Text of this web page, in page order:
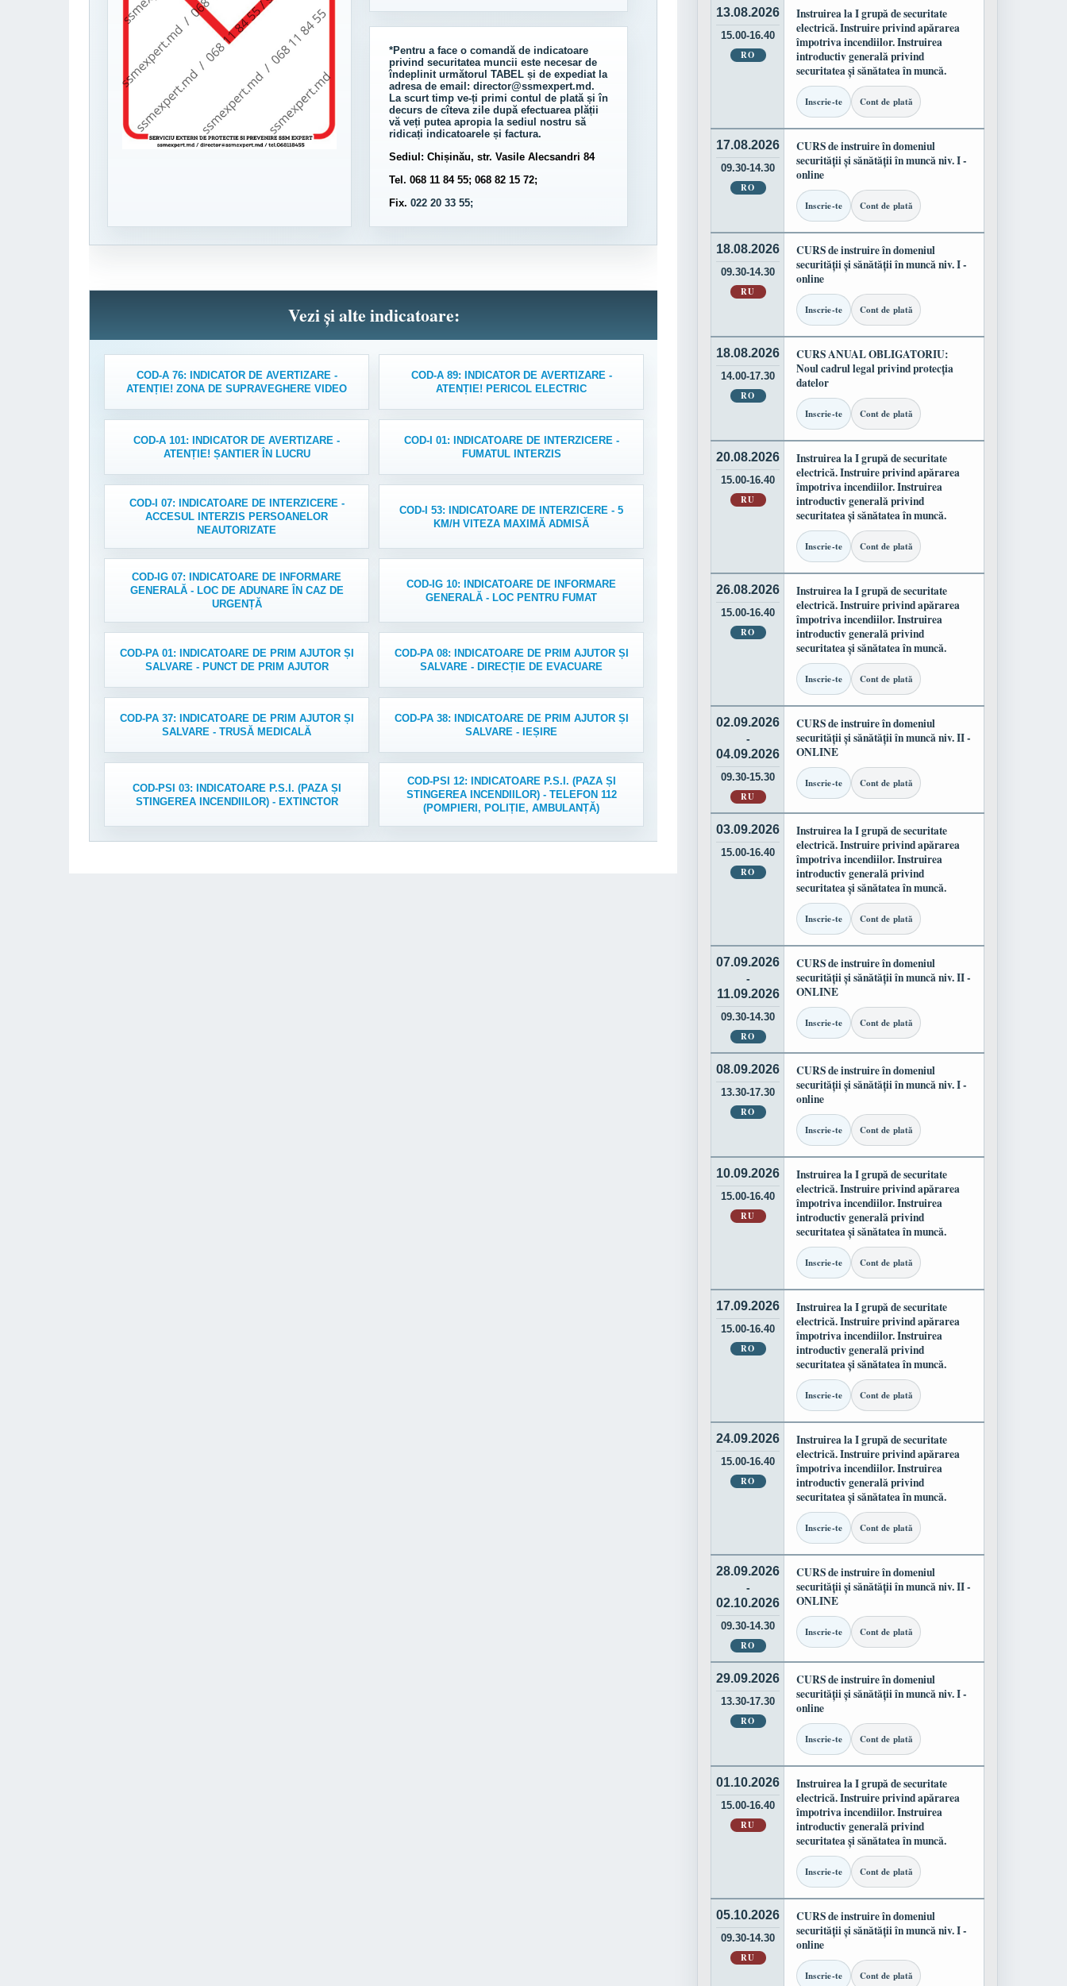
*Pentru a face o comandă de indicatoare
privind securitatea muncii este necesar de
îndeplinit următorul TABELși de expediat la
adresa de email: director@ssmexpert.md.
La scurt timp ve-ți primi contul de plată și în
decurs de cîteva zile după efectuarea plății
vă veți putea apropia la sediul nostru să
ridicați indicatoarele și factura.
Sediul: Chișinău, str. Vasile Alecsandri 84
Tel. 068 11 84 55; 068 82 15 72;
Fix. 022 20 33 55;
Vezi și alte indicatoare:
COD-A 76: INDICATOR DE AVERTIZARE -
ATENȚIE! ZONA DE SUPRAVEGHERE VIDEO
COD-A 89: INDICATOR DE AVERTIZARE -
ATENȚIE! PERICOL ELECTRIC
COD-A 101: INDICATOR DE AVERTIZARE -
ATENȚIE! ȘANTIER ÎN LUCRU
COD-I 01: INDICATOARE DE INTERZICERE -
FUMATUL INTERZIS
COD-I 07: INDICATOARE DE INTERZICERE -
ACCESUL INTERZIS PERSOANELOR
NEAUTORIZATE
COD-I 53: INDICATOARE DE INTERZICERE - 5
KM/H VITEZA MAXIMĂ ADMISĂ
COD-IG 07: INDICATOARE DE INFORMARE
GENERALĂ - LOC DE ADUNARE ÎN CAZ DE
URGENȚĂ
COD-IG 10: INDICATOARE DE INFORMARE
GENERALĂ - LOC PENTRU FUMAT
COD-PA 01: INDICATOARE DE PRIM AJUTOR ȘI
SALVARE - PUNCT DE PRIM AJUTOR
COD-PA 08: INDICATOARE DE PRIM AJUTOR ȘI
SALVARE - DIRECȚIE DE EVACUARE
COD-PA 37: INDICATOARE DE PRIM AJUTOR ȘI
SALVARE - TRUSĂ MEDICALĂ
COD-PA 38: INDICATOARE DE PRIM AJUTOR ȘI
SALVARE - IEȘIRE
COD-PSI 03: INDICATOARE P.S.I. (PAZA ȘI
STINGEREA INCENDIILOR) - EXTINCTOR
COD-PSI 12: INDICATOARE P.S.I. (PAZA ȘI
STINGEREA INCENDIILOR) - TELEFON 112
(POMPIERI, POLIȚIE, AMBULANȚĂ)
13.08.2026
15.00-16.40
RO
Instruirea la I grupă de securitate
electrică. Instruire privind apărarea
împotriva incendiilor. Instruirea
introductiv generală privind
securitatea și sănătatea în muncă.
Inscrie-te Cont de plată
17.08.2026
09.30-14.30
RO
CURS de instruire în domeniul
securității și sănătății în muncă niv. I -
online
Inscrie-te Cont de plată
18.08.2026
09.30-14.30
RU
CURS de instruire în domeniul
securității și sănătății în muncă niv. I -
online
Inscrie-te Cont de plată
18.08.2026
14.00-17.30
RO
CURS ANUAL OBLIGATORIU:
Noul cadrul legal privind protecția
datelor
Inscrie-te Cont de plată
20.08.2026
15.00-16.40
RU
Instruirea la I grupă de securitate
electrică. Instruire privind apărarea
împotriva incendiilor. Instruirea
introductiv generală privind
securitatea și sănătatea în muncă.
Inscrie-te Cont de plată
26.08.2026
15.00-16.40
RO
Instruirea la I grupă de securitate
electrică. Instruire privind apărarea
împotriva incendiilor. Instruirea
introductiv generală privind
securitatea și sănătatea în muncă.
Inscrie-te Cont de plată
02.09.2026
-
04.09.2026
09.30-15.30
RU
CURS de instruire în domeniul
securității și sănătății în muncă niv. II -
ONLINE
Inscrie-te Cont de plată
03.09.2026
15.00-16.40
RO
Instruirea la I grupă de securitate
electrică. Instruire privind apărarea
împotriva incendiilor. Instruirea
introductiv generală privind
securitatea și sănătatea în muncă.
Inscrie-te Cont de plată
07.09.2026
-
11.09.2026
09.30-14.30
RO
CURS de instruire în domeniul
securității și sănătății în muncă niv. II -
ONLINE
Inscrie-te Cont de plată
08.09.2026
13.30-17.30
RO
CURS de instruire în domeniul
securității și sănătății în muncă niv. I -
online
Inscrie-te Cont de plată
10.09.2026
15.00-16.40
RU
Instruirea la I grupă de securitate
electrică. Instruire privind apărarea
împotriva incendiilor. Instruirea
introductiv generală privind
securitatea și sănătatea în muncă.
Inscrie-te Cont de plată
17.09.2026
15.00-16.40
RO
Instruirea la I grupă de securitate
electrică. Instruire privind apărarea
împotriva incendiilor. Instruirea
introductiv generală privind
securitatea și sănătatea în muncă.
Inscrie-te Cont de plată
24.09.2026
15.00-16.40
RO
Instruirea la I grupă de securitate
electrică. Instruire privind apărarea
împotriva incendiilor. Instruirea
introductiv generală privind
securitatea și sănătatea în muncă.
Inscrie-te Cont de plată
28.09.2026
-
02.10.2026
09.30-14.30
RO
CURS de instruire în domeniul
securității și sănătății în muncă niv. II -
ONLINE
Inscrie-te Cont de plată
29.09.2026
13.30-17.30
RO
CURS de instruire în domeniul
securității și sănătății în muncă niv. I -
online
Inscrie-te Cont de plată
01.10.2026
15.00-16.40
RU
Instruirea la I grupă de securitate
electrică. Instruire privind apărarea
împotriva incendiilor. Instruirea
introductiv generală privind
securitatea și sănătatea în muncă.
Inscrie-te Cont de plată
05.10.2026
09.30-14.30
RU
CURS de instruire în domeniul
securității și sănătății în muncă niv. I -
online
Inscrie-te Cont de plată